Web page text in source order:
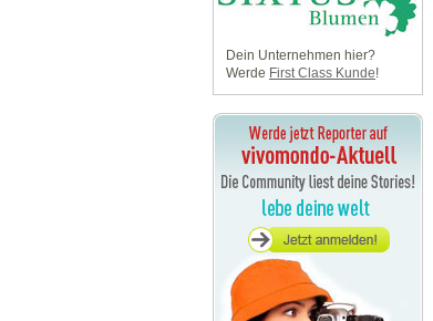
Dein Unternehmen hier?
Werde First Class Kunde!